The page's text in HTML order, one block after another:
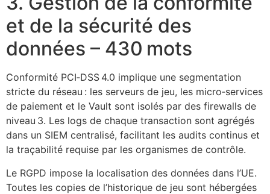
et de la sécurité des
données – 430 mots
Conformité PCI‑DSS 4.0 implique une segmentation
stricte du réseau : les serveurs de jeu, les micro‑services
de paiement et le Vault sont isolés par des firewalls de
niveau 3. Les logs de chaque transaction sont agrégés
dans un SIEM centralisé, facilitant les audits continus et
la traçabilité requise par les organismes de contrôle.
Le RGPD impose la localisation des données dans l’UE.
Toutes les copies de l’historique de jeu sont hébergées